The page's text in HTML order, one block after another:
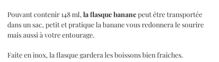
Pouvant contenir 148 ml, la flasque bananepeut être transportée
dans un sac, petit et pratique la banane vous redonnera le sourire
mais aussi à votre entourage.
Faite en inox, la flasque gardera les boissons bien fraîches.